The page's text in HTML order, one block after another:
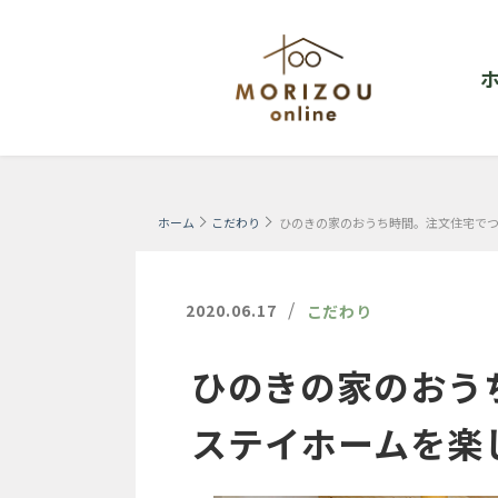
ホーム こだわり ひのきの家のおうち時間。注文住宅で
2020.06.17 / こだわり
ひのきの家のお
ステイホームを